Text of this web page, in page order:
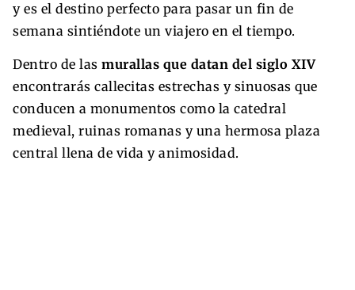
y es el destino perfecto para pasar un fin de
semana sintiéndote un viajero en el tiempo.
Dentro de las murallas que datan del siglo XIV
encontrarás callecitas estrechas y sinuosas que
conducen a monumentos como la catedral
medieval, ruinas romanas y una hermosa plaza
central llena de vida y animosidad.